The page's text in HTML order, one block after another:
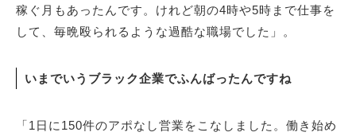
稼ぐ月もあったんです。けれど朝の4時や5時まで仕事を
して、毎晩殴られるような過酷な職場でした」。
いまでいうブラック企業でふんばったんですね
「1日に150件のアポなし営業をこなしました。働き始め